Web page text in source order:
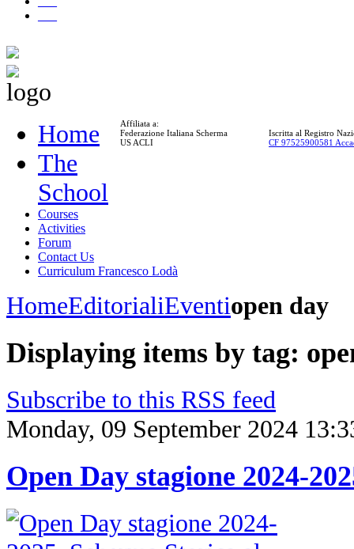
Affiliata a:
Federazione Italiana Scherma
US ACLI
Iscritta al Registro
CF 97525900581
Home
The
School
Courses
Activities
Forum
Contact Us
Curriculum Francesco Lodà
HomeEditorialiEventiopen day
Displaying items by tag:
Subscribe to this RSS feed
Monday, 09 September 2024
Open Day stagione 2024-